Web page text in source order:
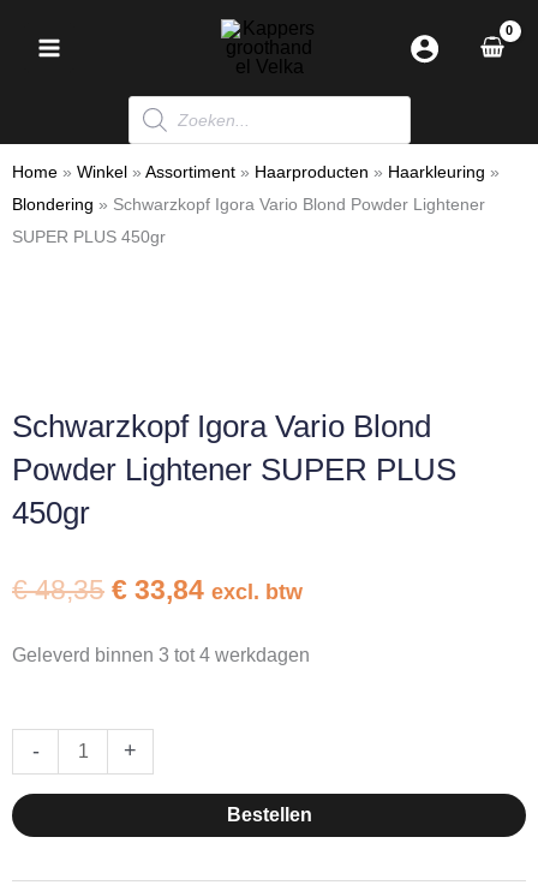
Producten
zoeken
Home » Winkel » Assortiment » Haarproducten » Haarkleuring »
Blondering » Schwarzkopf Igora Vario Blond Powder Lightener
SUPER PLUS 450gr
Schwarzkopf Igora Vario Blond
Powder Lightener SUPER PLUS
450gr
€48,35 Oorspronkelijke
was:
€ 33,84Huidige
is:
excl. btw
Geleverd binnen 3 tot 4 werkdagen
-
Schwarzkopf
Igora
Vario
Blond
+
Bestellen